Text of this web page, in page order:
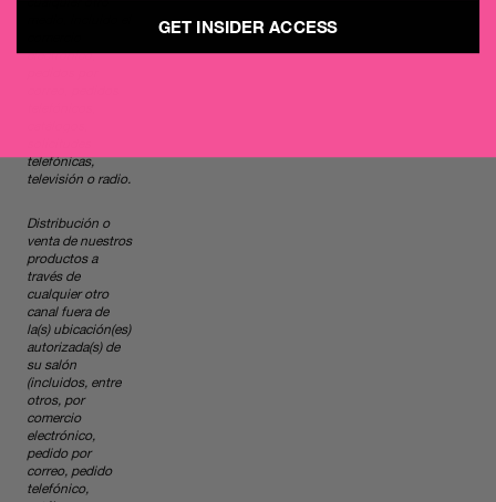
electrónico,
telefónicas,
televisión o radio.
Distribución o
venta de nuestros
productos a
través de
cualquier otro
canal fuera de
la(s) ubicación(es)
autorizada(s) de
su salón
(incluidos, entre
otros, por
comercio
electrónico,
pedido por
correo, pedido
telefónico,
GET INSIDER ACCESS